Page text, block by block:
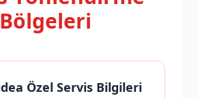
Bölgeleri
Özel Servis Bilgileri